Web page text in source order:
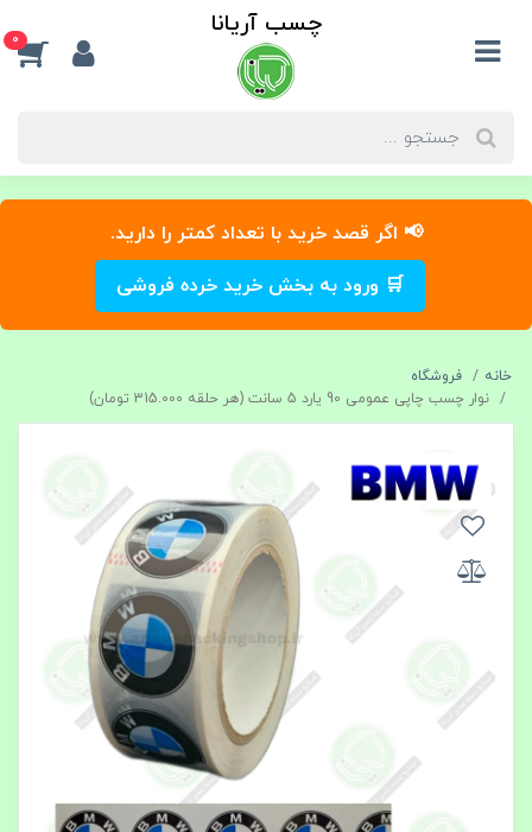
📢 اگر قصد خرید با تعداد کمتر را دارید.
🛒 ورود به بخش خرید خرده فروشی
چسب آریانا 0
خانه
فروشگاه
نوار چسب چاپی عمومی 90 یارد 5 سانت (هر حلقه 315.000 تومان)